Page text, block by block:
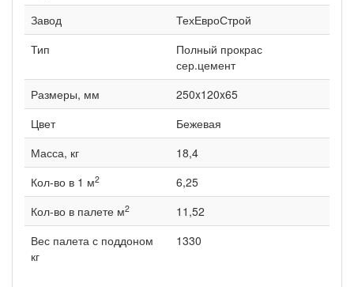
Завод
ТехЕвроСтрой
Тип
Полный прокрас
сер.цемент
Размеры, мм
250x120x65
Цвет
Бежевая
Масса, кг
18,4
Кол-во в 1 м2
6,25
Кол-во в палете м2
11,52
Вес палета с поддоном
кг
1330